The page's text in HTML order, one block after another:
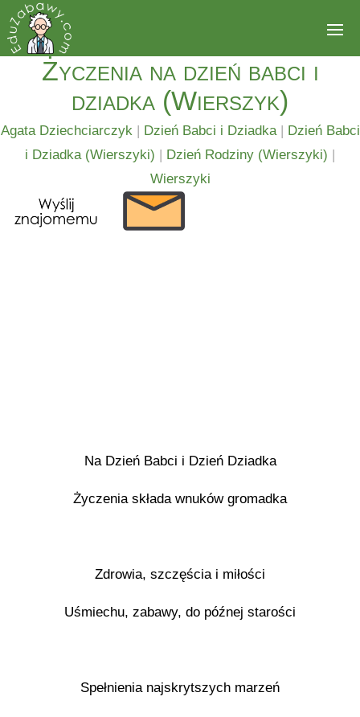
Życzenia na dzień babci i
dziadka (Wierszyk)
Agata Dziechciarczyk| Dzień Babci i Dziadka| Dzień Babci
i Dziadka (Wierszyki) | Dzień Rodziny (Wierszyki) |
Wierszyki
Na Dzień Babci i Dzień Dziadka
Życzenia składa wnuków gromadka
Zdrowia, szczęścia i miłości
Uśmiechu, zabawy, do późnej starości
Spełnienia najskrytszych marzeń